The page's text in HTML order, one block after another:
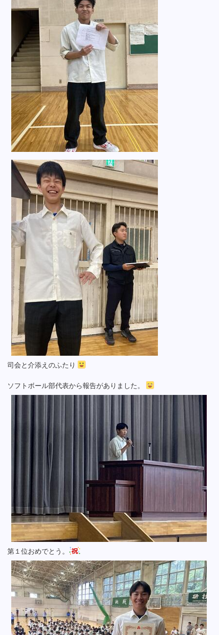
司会と介添えのふたり
ソフトボール部代表から報告がありました。
第１位おめでとう。